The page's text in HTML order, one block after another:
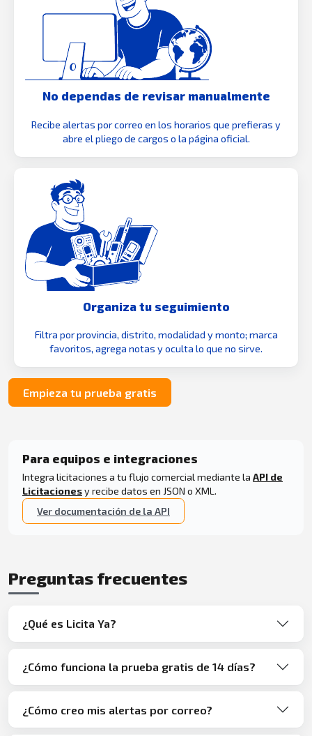
No dependas de revisar manualmente
Recibe alertas por correo en los horarios que prefieras y
abre el pliego de cargos o la página oficial.
Organiza tu seguimiento
Filtra por provincia, distrito, modalidad y monto; marca
favoritos, agrega notas y oculta lo que no sirve.
Empieza tu prueba gratis
Para equipos e integraciones
Integra licitaciones a tu flujo comercial mediante la API de
Licitacionesy recibe datos en JSON o XML.
Ver documentación de la API
Preguntas frecuentes
¿Qué es Licita Ya?
¿Cómo funciona la prueba gratis de 14 días?
¿Cómo creo mis alertas por correo?